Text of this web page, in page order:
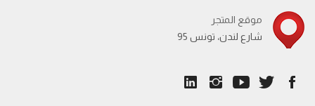
موقع المتجر
95 شارع لندن، تونس